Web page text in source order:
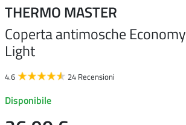
THERMO MASTER
Coperta antimosche Economy
Light
4.6 24 Recensioni
Disponibile